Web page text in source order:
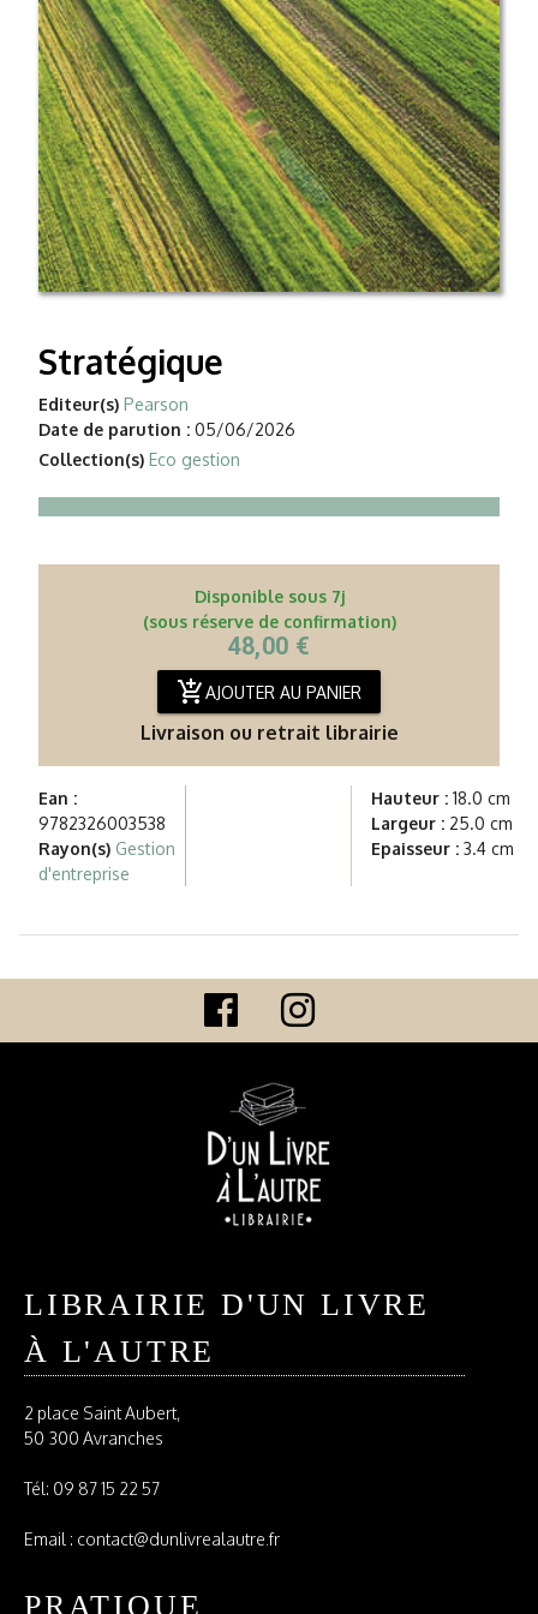
Stratégique
Editeur(s) Pearson
Date de parution : 05/06/2026
Collection(s) Eco gestion
Disponible sous 7j
(sous réserve de confirmation)
48,00 €
add_shopping_cartAJOUTER AU PANIER
Livraison ou retrait librairie
Ean :
9782326003538
Rayon(s) Gestion
d'entreprise
Hauteur : 18.0 cm
Largeur : 25.0 cm
Epaisseur : 3.4 cm
LIBRAIRIE D'UN LIVRE
À L'AUTRE
2 place Saint Aubert,
50 300 Avranches
Tél: 09 87 15 22 57
Email : contact@dunlivrealautre.fr
PRATIQUE